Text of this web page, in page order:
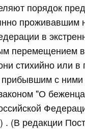
порядок
проживавшим
в
перемещением
стихийно или в
с
"О
(В редакции
г. № 915
г. № 906